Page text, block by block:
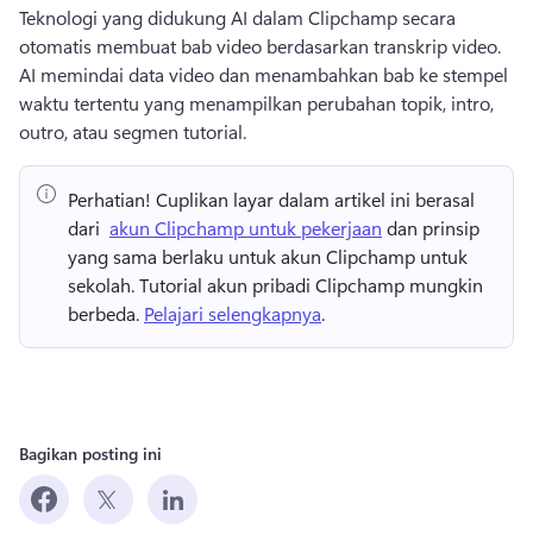
Teknologi yang didukung AI dalam Clipchamp secara
AI memindai data video dan menambahkan bab ke stempel
waktu tertentu yang menampilkan perubahan topik, intro,
outro, atau segmen tutorial.
Perhatian! Cuplikan layar dalam artikel ini berasal
dari ⁠ akun Clipchamp untuk pekerjaan dan prinsip
yang sama berlaku untuk akun Clipchamp untuk
sekolah. Tutorial akun pribadi Clipchamp mungkin
berbeda. Pelajari selengkapnya.
Bagikan posting ini